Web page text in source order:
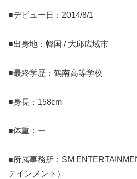
■デビュー日：2014/8/1
■出身地：韓国 / 大邱広域市
■最終学歴：鶴南高等学校
■身長：158cm
■体重：ー
■所属事務所：SM
テインメント）